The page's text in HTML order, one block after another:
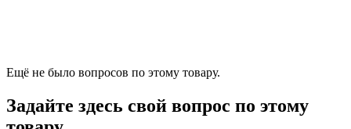
Ещё не было вопросов по этому товару.
Задайте здесь свой вопрос по этому